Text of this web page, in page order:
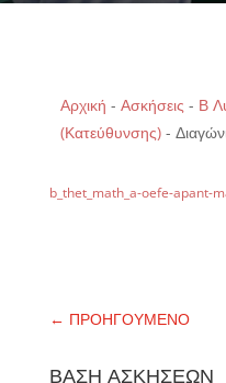
Αρχική - Ασκήσεις - Β
(Κατεύθυνσης)-
b_thet_math_a-oefe-apant-
← ΠΡΟΗΓΟΥΜΕΝΟ
ΒΑΣΗ ΑΣΚΗΣΕΩΝ